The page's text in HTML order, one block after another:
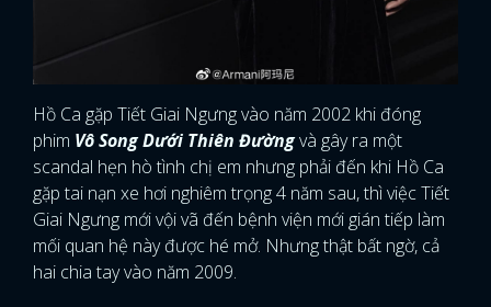
Hồ Ca gặp Tiết Giai Ngưng vào năm 2002 khi đóng
phim Vô Song Dưới Thiên Đườngvà gây ra một
scandal hẹn hò tình chị em nhưng phải đến khi Hồ Ca
gặp tai nạn xe hơi nghiêm trọng 4 năm sau, thì việc Tiết
Giai Ngưng mới vội vã đến bệnh viện mới gián tiếp làm
mối quan hệ này được hé mở. Nhưng thật bất ngờ, cả
hai chia tay vào năm 2009.